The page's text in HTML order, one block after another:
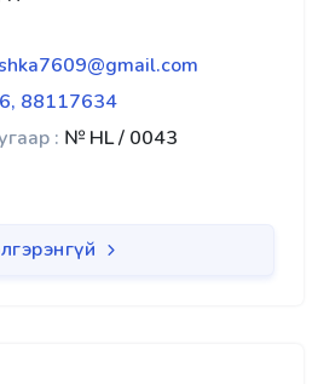
88117634
: № HL / 0043